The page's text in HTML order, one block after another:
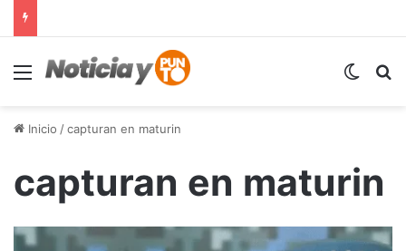
Menú
Inicio /capturan en maturin
capturan en maturin